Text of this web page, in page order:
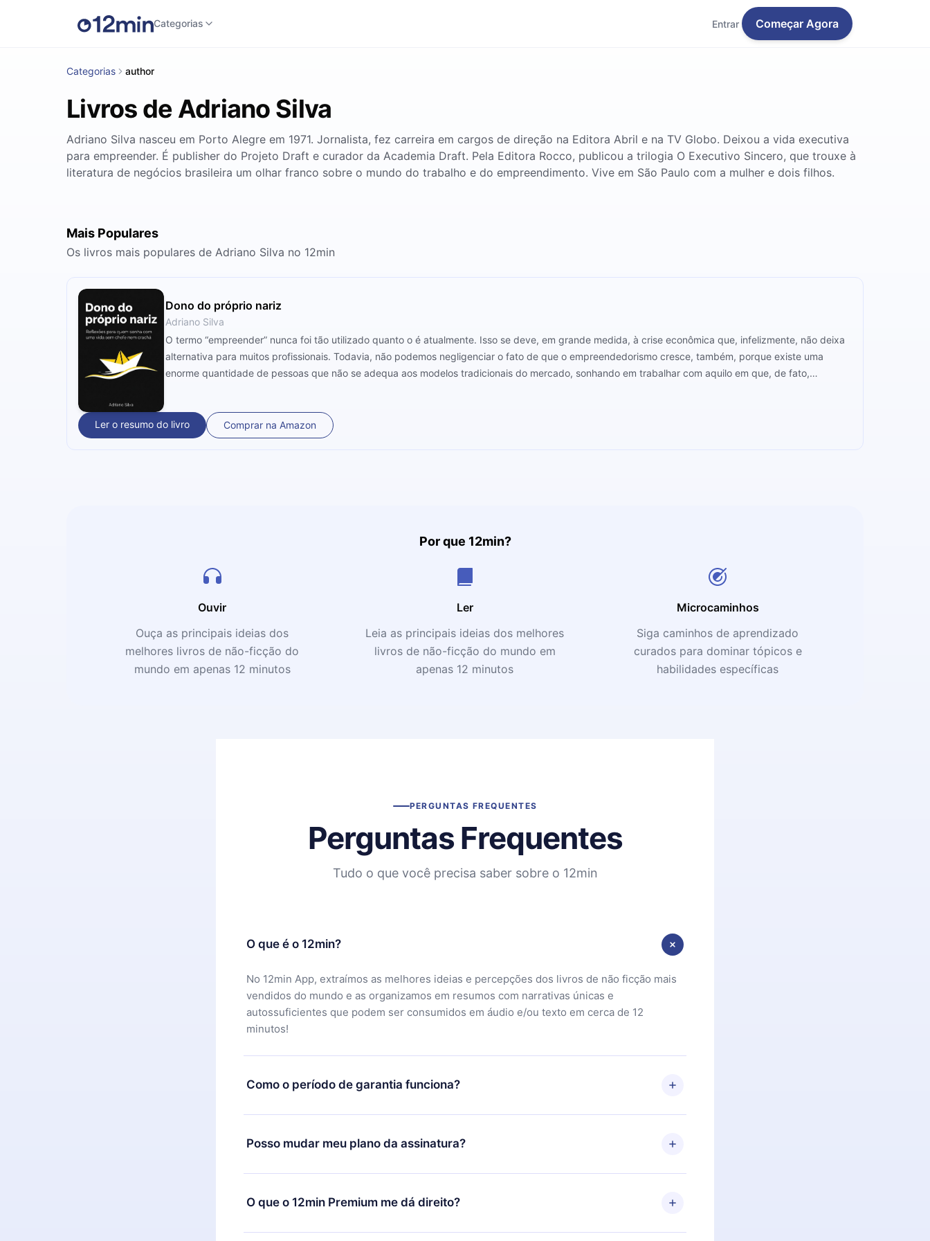
Categorias Entrar Começar Agora
Categorias author
Livros de Adriano Silva
Adriano Silva nasceu em Porto Alegre em 1971. Jornalista, fez carreira em cargos de direção na Editora Abril e na TV Globo. Deixou a vida executiva
para empreender. É publisher do Projeto Draft e curador da Academia Draft. Pela Editora Rocco, publicou a trilogia O Executivo Sincero, que trouxe à
literatura de negócios brasileira um olhar franco sobre o mundo do trabalho e do empreendimento. Vive em São Paulo com a mulher e dois filhos.
Mais Populares
Os livros mais populares de Adriano Silva no 12min
Dono do próprio nariz
Adriano Silva
O termo “empreender” nunca foi tão utilizado quanto o é atualmente. Isso se deve, em grande medida, à crise econômica que, infelizmente, não deixa
alternativa para muitos profissionais. Todavia, não podemos negligenciar o fato de que o empreendedorismo cresce, também, porque existe uma
enorme quantidade de pessoas que não se adequa aos modelos tradicionais do mercado, sonhando em trabalhar com aquilo em que, de fato,
conhecerá os desafios e os percalços desse universo.
Ler o resumo do livro Comprar na Amazon
Por que 12min?
Ouvir
Ouça as principais ideias dos
melhores livros de não-ficção do
mundo em apenas 12 minutos
Ler
Leia as principais ideias dos melhores
livros de não-ficção do mundo em
apenas 12 minutos
Microcaminhos
Siga caminhos de aprendizado
curados para dominar tópicos e
habilidades específicas
PERGUNTAS FREQUENTES
Perguntas Frequentes
Tudo o que você precisa saber sobre o 12min
O que é o 12min?
No 12min App, extraímos as melhores ideias e percepções dos livros de não ficção mais
vendidos do mundo e as organizamos em resumos com narrativas únicas e
autossuficientes que podem ser consumidos em áudio e/ou texto em cerca de 12
minutos!
Como o período de garantia funciona?
Você pode baixar nosso aplicativo e começar a aproveitar nossa biblioteca. Se por algum
motivo não ficar satisfeito com nossa plataforma, basta entrar em contato com nossa
equipe de suporte (
contato@12min.com
) em até 7 dias após a compra e solicitar o
Posso mudar meu plano da assinatura?
Sim, mas a mudança só se aplicará a partir do próximo período de cobrança. Por
exemplo, se você decidiu mudar sua assinatura mensal para anual, após confirmar a
mudança para o plano anual, o novo plano só será aplicado e cobrado após o aniversário
O que o 12min Premium me dá direito?
O 12min Premium é um plano que te garante acesso a toda nossa biblioteca de 2500+